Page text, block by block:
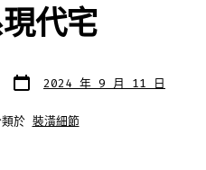
代宅
發
表
2024 年 9 月 11 日
於 裝潢細節